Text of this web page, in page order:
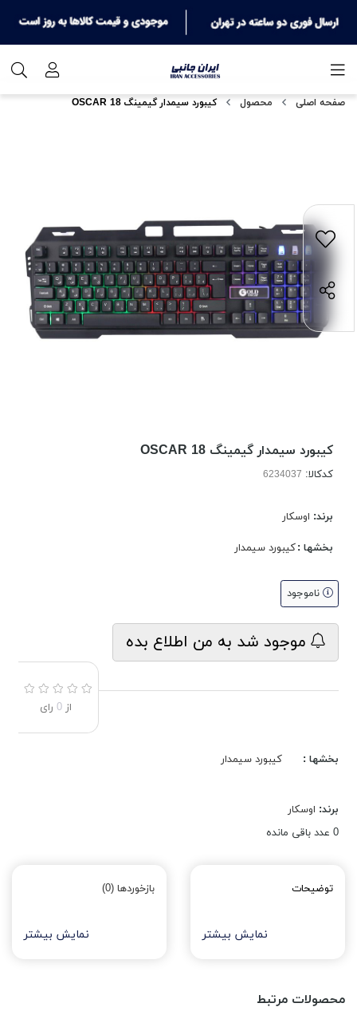
صفحه اصلی محصول کیبورد سیمدار گیمینگ OSCAR 18
کیبورد سیمدار گیمینگ OSCAR 18
کدکالا:
برند: اوسکار
بخشها :کیبورد سیمدار
ناموجود
موجود شد به من اطلاع بده
از 0 رای
بخشها : کیبورد سیمدار
برند: اوسکار
0 عدد باقی مانده
توضیحات
نمایش بیشتر
بازخوردها (0)
نمایش بیشتر
محصولات مرتبط